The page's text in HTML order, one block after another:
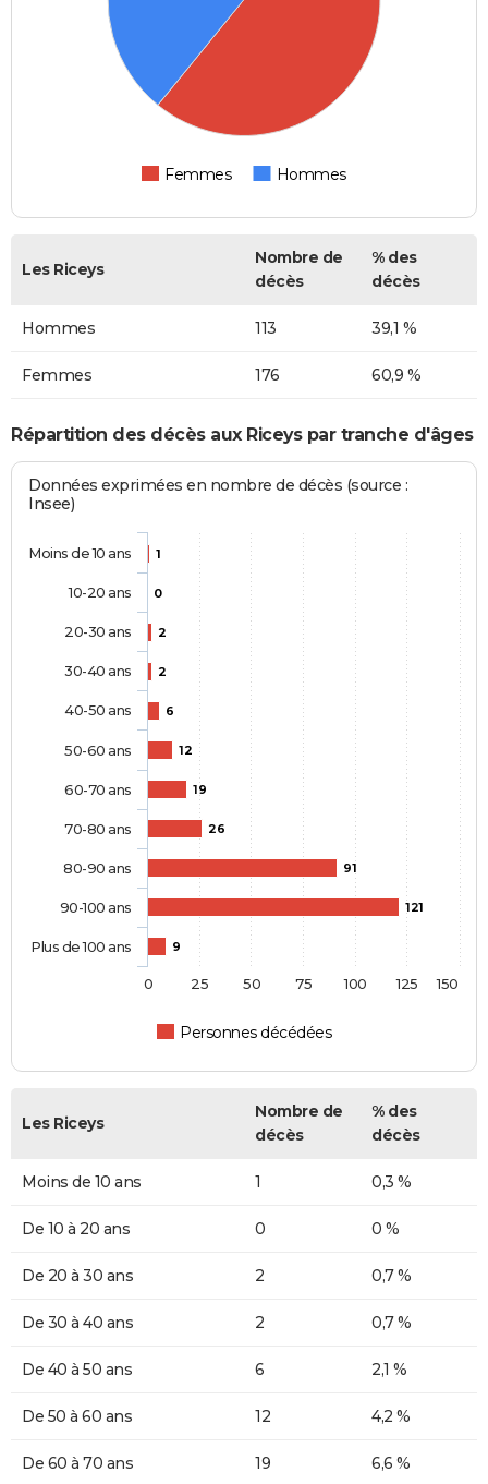
Femmes Hommes
Les Riceys
Nombre de
décès
% des
décès
Hommes 113 39,1 %
Femmes 176 60,9 %
Répartition des décès aux Riceys par tranche d'âges
Données exprimées en nombre de décès (source :
Insee)
1
0
2
2
6
12
19
26
91
121
9
Personnes décédées
Moins de 10 ans
10-20 ans
20-30 ans
30-40 ans
40-50 ans
50-60 ans
60-70 ans
70-80 ans
80-90 ans
90-100 ans
Plus de 100 ans
0 25 50 75 100 125 150
Les Riceys
Nombre de
décès
% des
décès
Moins de 10 ans 1 0,3 %
De 10 à 20 ans 0 0 %
De 20 à 30 ans 2 0,7 %
De 30 à 40 ans 2 0,7 %
De 40 à 50 ans 6 2,1 %
De 50 à 60 ans 12 4,2 %
De 60 à 70 ans 19 6,6 %